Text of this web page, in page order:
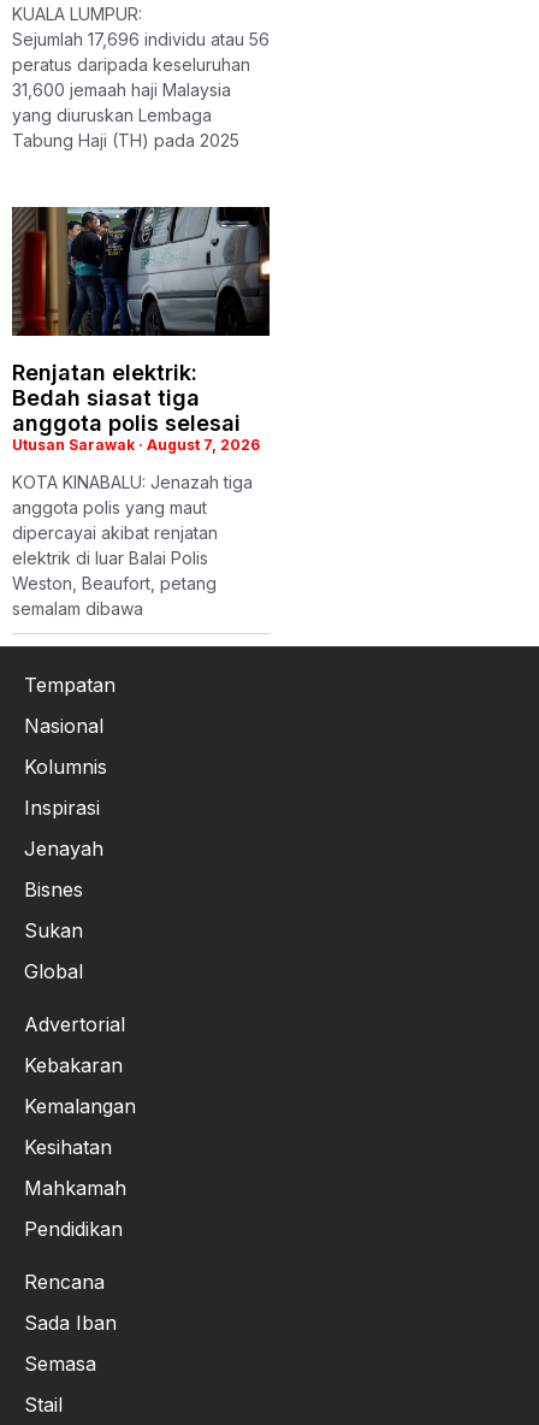
KUALA LUMPUR:
Sejumlah 17,696 individu atau 56
peratus daripada keseluruhan
31,600 jemaah haji Malaysia
yang diuruskan Lembaga
Tabung Haji (TH) pada 2025
Renjatan elektrik:
Bedah siasat tiga
anggota polis selesai
Utusan Sarawak August 7, 2026
KOTA KINABALU: Jenazah tiga
anggota polis yang maut
dipercayai akibat renjatan
elektrik di luar Balai Polis
Weston, Beaufort, petang
semalam dibawa
Tempatan
Nasional
Kolumnis
Inspirasi
Jenayah
Bisnes
Sukan
Global
Advertorial
Kebakaran
Kemalangan
Kesihatan
Mahkamah
Pendidikan
Rencana
Sada Iban
Semasa
Stail